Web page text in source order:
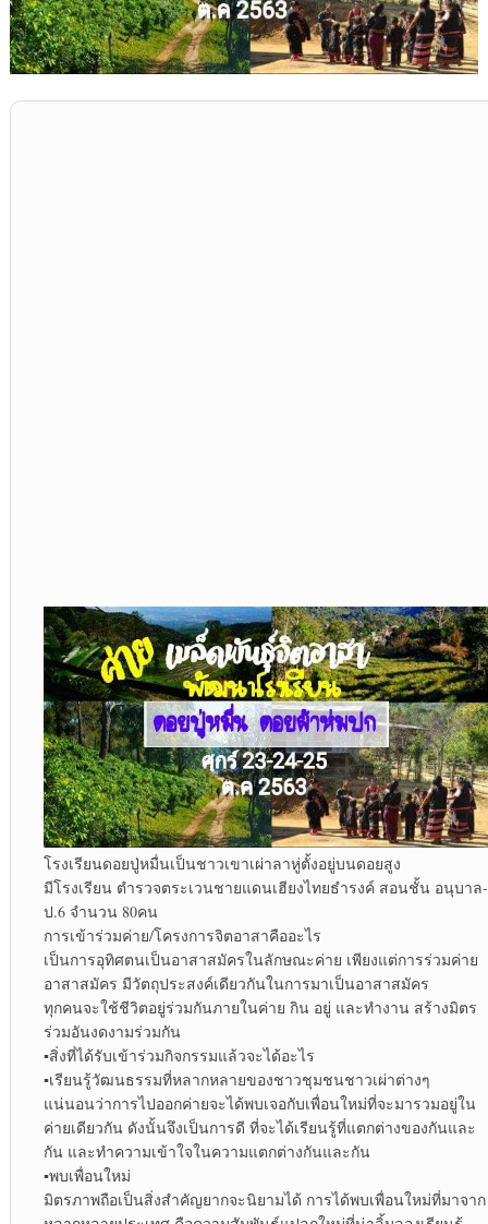
โรงเรียนดอยปู่หมื่นเป็นชาวเขาเผ่าลาหู่ตั้งอยู่บนดอยสูง
มีโรงเรียน ตำรวจตระเวนชายแดนเฮียงไทยธำรงค์ สอนชั้น อนุบาล-
ป.6 จำนวน 80คน
การเข้าร่วมค่าย/โครงการจิตอาสาคืออะไร
เป็นการอุทิศตนเป็นอาสาสมัครในลักษณะค่าย เพียงแต่การร่วมค่าย
อาสาสมัคร มีวัตถุประสงค์เดียวกันในการมาเป็นอาสาสมัคร
ทุกคนจะใช้ชีวิตอยู่ร่วมกันภายในค่าย กิน อยู่ และทำงาน สร้างมิตร
ร่วมอันงดงามร่วมกัน
▪︎สิ่งที่ได้รับเข้าร่วมกิจกรรมแล้วจะได้อะไร
▪︎เรียนรู้วัฒนธรรมที่หลากหลายของชาวชุมชนชาวเผ่าต่างๆ
แน่นอนว่าการไปออกค่ายจะได้พบเจอกับเพื่อนใหม่ที่จะมารวมอยู่ใน
ค่ายเดียวกัน ดังนั้นจึงเป็นการดี ที่จะได้เรียนรู้ที่แตกต่างของกันและ
กัน และทำความเข้าใจในความแตกต่างกันและกัน
▪︎พบเพื่อนใหม่
มิตรภาพถือเป็นสิ่งสำคัญยากจะนิยามได้ การได้พบเพื่อนใหม่ที่มาจาก